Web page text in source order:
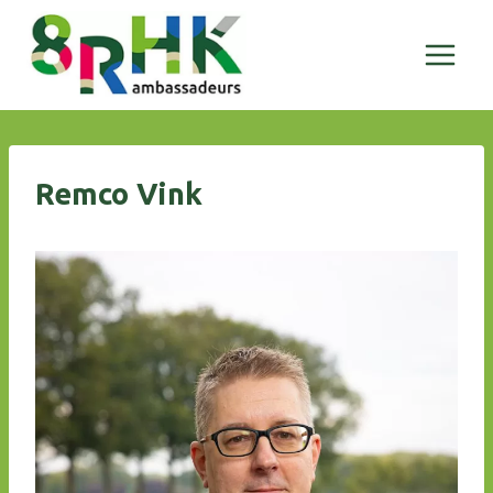
Doorgaan
naar
inhoud
Remco Vink